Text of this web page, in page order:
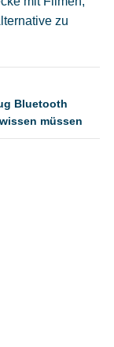
zu
Bluetooth
müssen